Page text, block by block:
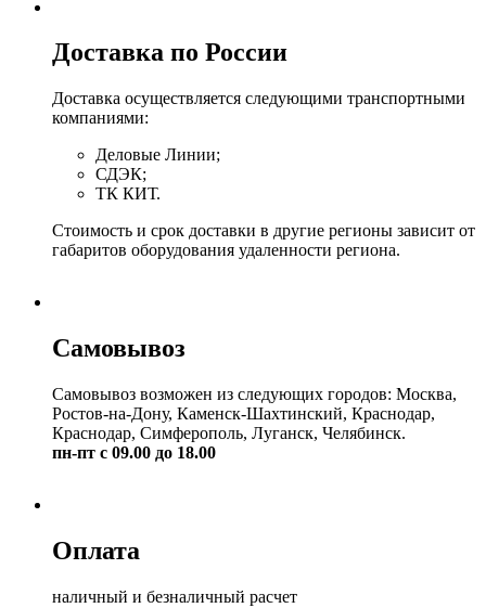
Доставка по России
Доставка осуществляется следующими транспортными
компаниями:
Деловые Линии;
СДЭК;
ТК КИТ.
Стоимость и срок доставки в другие регионы зависит от
габаритов оборудования удаленности региона.
Самовывоз
Самовывоз возможен из следующих городов: Москва,
Ростов-на-Дону, Каменск-Шахтинский, Краснодар,
Краснодар, Симферополь, Луганск, Челябинск.
пн-пт с 09.00 до 18.00
Оплата
наличный и безналичный расчет